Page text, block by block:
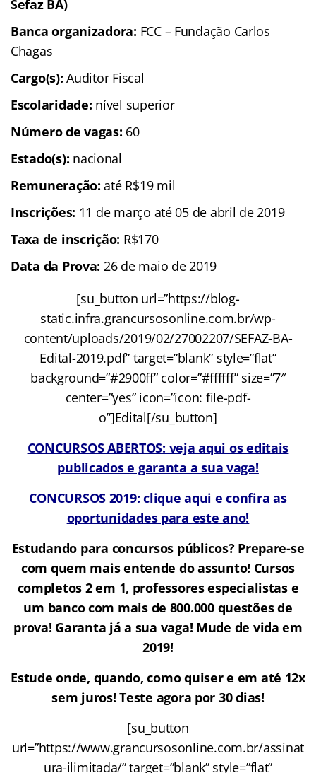
Sefaz BA)
Banca organizadora: FCC – Fundação Carlos
Chagas
Cargo(s): Auditor Fiscal
Escolaridade: nível superior
Número de vagas: 60
Estado(s): nacional
Remuneração: até R$19 mil
Inscrições: 11 de março até 05 de abril de 2019
Taxa de inscrição: R$170
Data da Prova: 26 de maio de 2019
[su_button url=”https://blog-
static.infra.grancursosonline.com.br/wp-
content/uploads/2019/02/27002207/SEFAZ-BA-
Edital-2019.pdf” target=”blank” style=”flat”
background=”#2900ff” color=”#ffffff” size=”7″
center=”yes” icon=”icon: file-pdf-
o”]Edital[/su_button]
CONCURSOS ABERTOS: veja aqui os editais
publicados e garanta a sua vaga!
CONCURSOS 2019: clique aqui e confira as
oportunidades para este ano!
Estudando para concursos públicos? Prepare-se
com quem mais entende do assunto! Cursos
completos 2 em 1, professores especialistas e
um banco com mais de 800.000 questões de
prova! Garanta já a sua vaga! Mude de vida em
2019!
Estude onde, quando, como quiser e em até 12x
sem juros! Teste agora por 30 dias!
[su_button
url=”https://www.grancursosonline.com.br/assinat
ura-ilimitada/” target=”blank” style=”flat”